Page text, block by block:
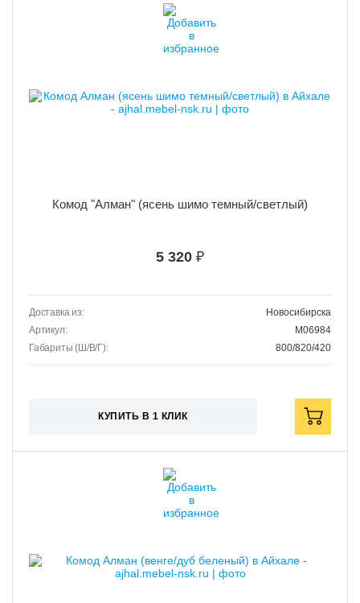
Комод "Алман" (ясень шимо темный/светлый)
5 320 ₽
Доставка из:
Новосибирска
Артикул:
M06984
Габариты (Ш/В/Г):
800/820/420
КУПИТЬ В 1 КЛИК